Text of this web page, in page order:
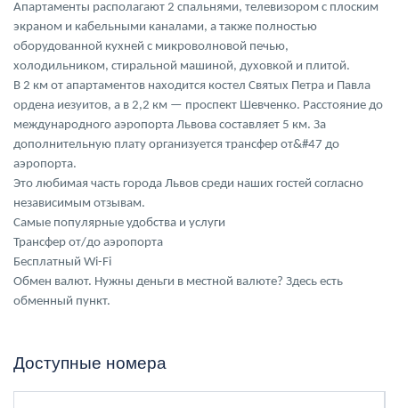
Апартаменты располагают 2 спальнями, телевизором с плоским
экраном и кабельными каналами, а также полностью
оборудованной кухней с микроволновой печью,
холодильником, стиральной машиной, духовкой и плитой.
В 2 км от апартаментов находится костел Святых Петра и Павла
ордена иезуитов, а в 2,2 км — проспект Шевченко. Расстояние до
международного аэропорта Львова составляет 5 км. За
дополнительную плату организуется трансфер от&#47 до
аэропорта.
Это любимая часть города Львов среди наших гостей согласно
независимым отзывам.
Самые популярные удобства и услуги
Трансфер от/до аэропорта
Бесплатный Wi-Fi
Обмен валют. Нужны деньги в местной валюте? Здесь есть
обменный пункт.
Доступные номера